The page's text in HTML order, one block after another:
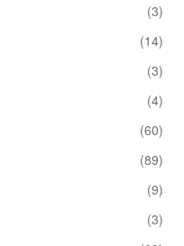
(3)
(14)
(3)
(4)
(60)
(89)
(9)
(3)